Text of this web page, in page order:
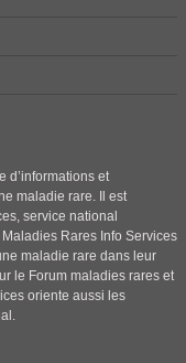
d’informations et
maladie rare. Il est
service national
Rares Info Services
maladie rare dans leur
le Forum maladies rares et
oriente aussi les